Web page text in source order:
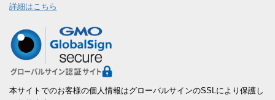
詳細はこちら
本サイトでのお客様の個人情報はグローバルサインのSSLにより保護し